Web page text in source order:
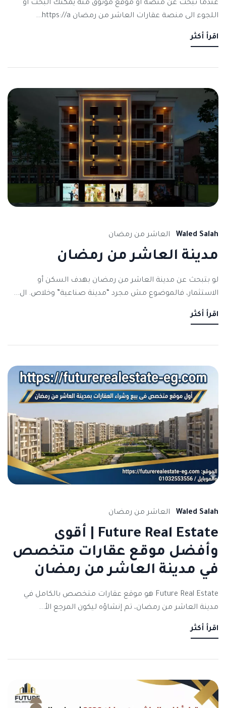
عندما تبحث عن منصة او موقع موثوق منه يمكنك البحث او
اللجوء الى منصة عقارات العاشر من رمضان https://a...
اقرأ أكثر
Waled Salah العاشر من رمضان
مدينة العاشر من رمضان
لو بتبحث عن مدينة العاشر من رمضان بهدف السكن أو
الاستثمار، فالموضوع مش مجرد “مدينة صناعية” وخلاص. ال...
اقرأ أكثر
Waled Salah العاشر من رمضان
Future Real Estate | أقوى
وأفضل موقع عقارات متخصص
في مدينة العاشر من رمضان
Future Real Estate هو موقع عقارات متخصص بالكامل في
مدينة العاشر من رمضان، تم إنشاؤه ليكون المرجع الأ...
اقرأ أكثر